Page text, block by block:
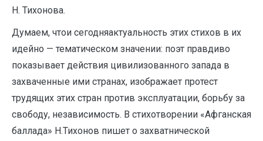
Н. Тихонова.
Думаем, чтои сегодняактуальность этих стихов в их
идейно — тематическом значении: поэт правдиво
показывает действия цивилизованного запада в
захваченные ими странах, изображает протест
трудящих этих стран против эксплуатации, борьбу за
свободу, независимость. В стихотворении «Афганская
баллада» Н.Тихонов пишет о захватнической